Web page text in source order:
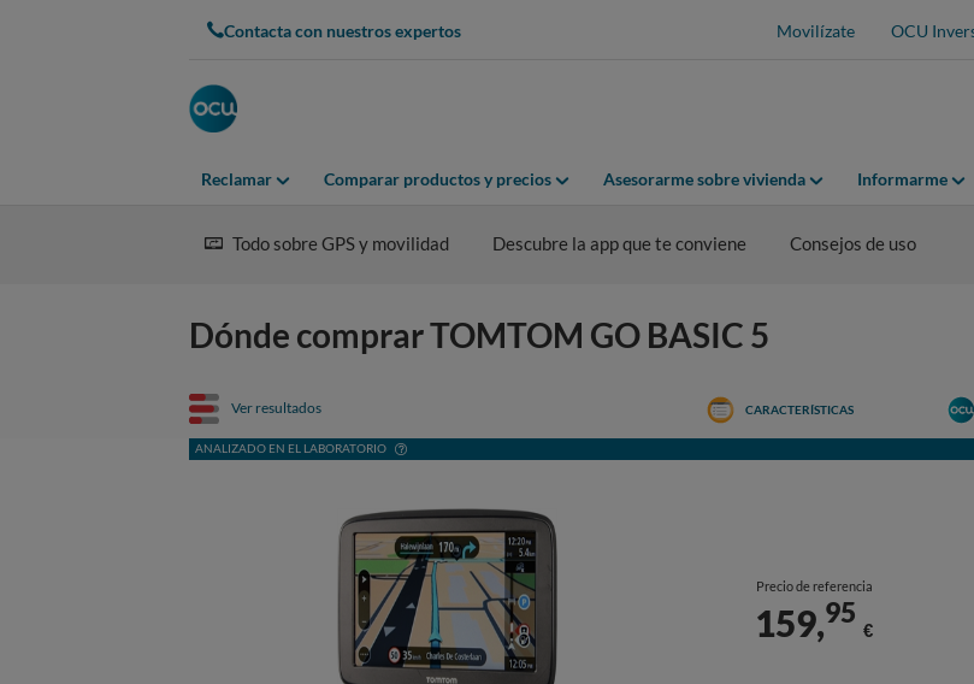
Contacta con nuestros expertos Movilízate OCU
Reclamar Comparar productos y precios Asesorarme sobre vivienda Informarme
Todo sobre GPS y movilidad Descubre la app que te conviene Consejos de uso
Dónde comprar TOMTOM GO BASIC 5
Ver resultados
ANALIZADO EN EL LABORATORIO
CARACTERÍSTICAS
Precio de referencia
159,95
€